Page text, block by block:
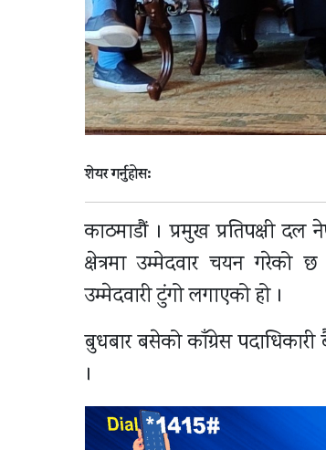
शेयर गर्नुहोस:
काठमाडौं । प्रमुख प्रतिपक्षी दल
क्षेत्रमा उम्मेदवार चयन गरेको
उम्मेदवारी टुंगो लगाएको हो ।
बुधबार बसेको काँग्रेस
।